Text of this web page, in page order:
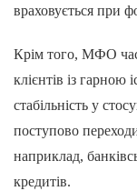
враховується при
Крім того, МФО
клієнтів із гарною
стабільність у
поступово
наприклад,
кредитів.